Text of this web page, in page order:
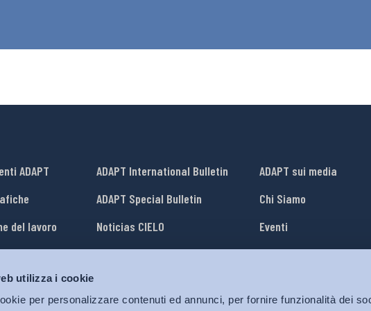
utilizza i cookie
per personalizzare contenuti ed annunci, per fornire funzionalità dei
ADAPT
del lavoro
del lavoro
industriali
ADAPT International Bulletin
ADAPT Special Bulletin
Noticias CIELO
ADAPT sui media
Chi Siamo
Eventi
Lavora con Noi